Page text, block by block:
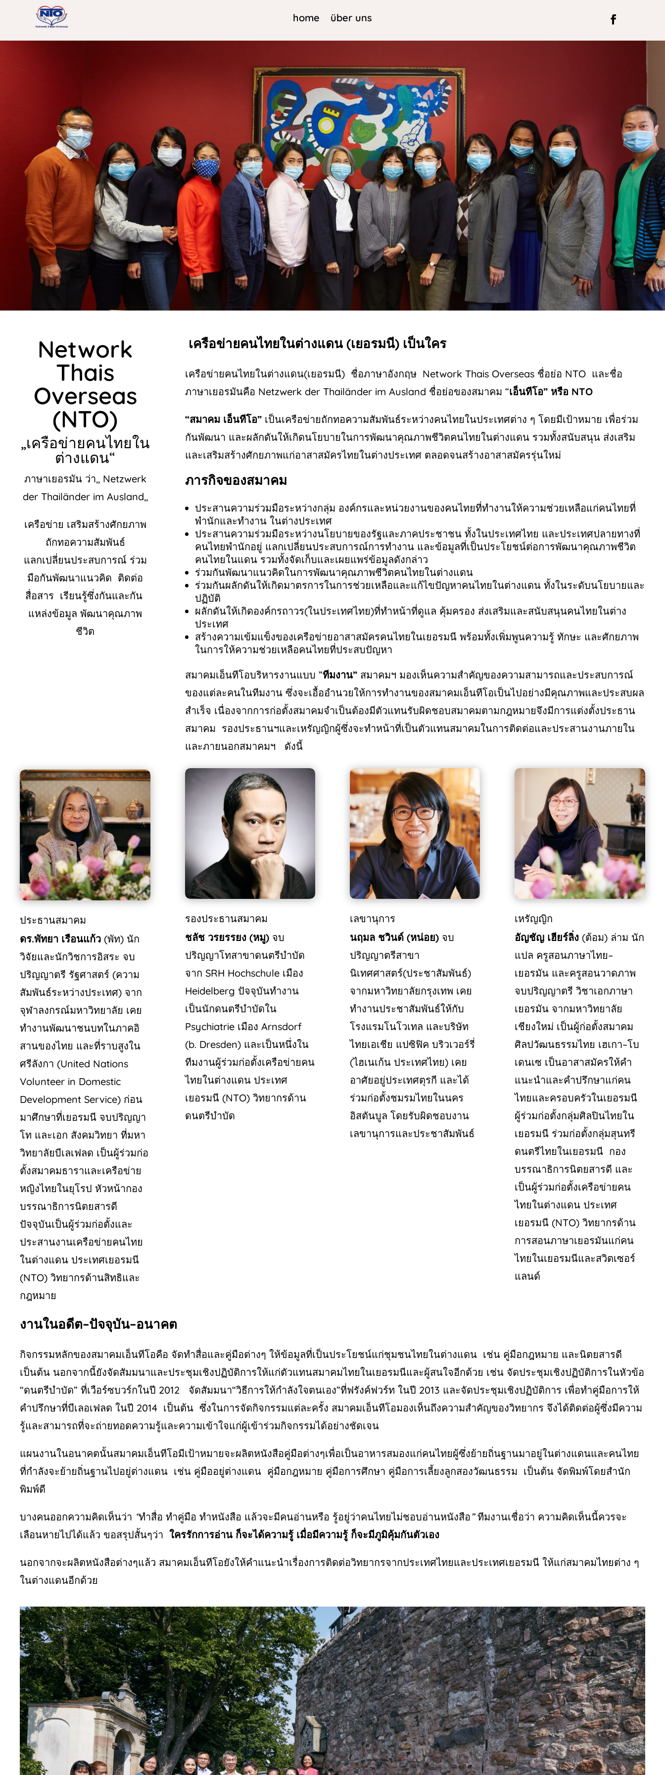
home über uns
home über uns
Network
Thais
Overseas
(NTO)
„เครือข่ายคนไทยใน
ต่างแดน“
ภาษาเยอรมัน ว่า,, Netzwerk
der Thailänder im Ausland,,
เครือข่าย เสริมสร้างศักยภาพ
ถักทอความสัมพันธ์
แลกเปลี่ยนประสบการณ์ ร่วม
มือกันพัฒนาแนวคิด ติดต่อ
สื่อสาร เรียนรู้ซึ่งกันและกัน
แหล่งข้อมูล พัฒนาคุณภาพ
ชีวิต
เครือข่ายคนไทยในต่างแดน(เยอรมนี) เป็นใคร
เครือข่ายคนไทยในต่างแดน(เยอรมนี) ชื่อภาษาอังกฤษNetwork Thais Overseas ชื่อย่อ NTO และชื่อ
ภาษาเยอรมันคือ Netzwerk der Thailänder im Ausland ชื่อย่อของสมาคม “เอ็นทีโอ” หรือ NTO
“สมาคม เอ็นทีโอ” เป็นเครือข่ายถักทอความสัมพันธ์ระหว่างคนไทยในประเทศต่าง ๆ โดยมีเป้าหมาย เพื่อร่วม
กันพัฒนา และผลักดันให้เกิดนโยบายในการพัฒนาคุณภาพชีวิตคนไทยในต่างแดน รวมทั้งสนับสนุน ส่งเสริม
และเสริมสร้างศักยภาพแก่อาสาสมัครไทยในต่างประเทศ ตลอดจนสร้างอาสาสมัครรุ่นใหม่
ภารกิจของสมาคม
ประสานความร่วมมือระหว่างกลุ่ม องค์กรและหน่วยงานของคนไทยที่ทำงานให้ความช่วยเหลือแก่คนไทยที่
พำนักและทำงาน ในต่างประเทศ
ประสานความร่วมมือระหว่างนโยบายของรัฐและภาคประชาชน ทั้งในประเทศไทย และประเทศปลายทางที่
คนไทยพำนักอยู่ แลกเปลี่ยนประสบการณ์การทำงาน และข้อมูลที่เป็นประโยชน์ต่อการพัฒนาคุณภาพชีวิต
คนไทยในแดน รวมทั้งจัดเก็บและเผยแพร่ข้อมูลดังกล่าว
ร่วมกันพัฒนาแนวคิดในการพัฒนาคุณภาพชีวิตคนไทยในต่างแดน
ร่วมกันผลักดันให้เกิดมาตรการในการช่วยเหลือและแก้ไขปัญหาคนไทยในต่างแดน ทั้งในระดับนโยบายและ
ปฏิบัติ
ผลักดันให้เกิดองค์กรถาวร(ในประเทศไทย)ที่ทำหน้าที่ดูแล คุ้มครอง ส่งเสริมและสนับสนุนคนไทยในต่าง
ประเทศ
สร้างความเข้มแข็งของเครือข่ายอาสาสมัครคนไทยในเยอรมนี พร้อมทั้งเพิ่มพูนความรู้ ทักษะ และศักยภาพ
ในการให้ความช่วยเหลือคนไทยที่ประสบปัญหา
สมาคมเอ็นทีโอบริหารงานแบบ ”ทีมงาน” สมาคมฯ มองเห็นความสำคัญของความสามารถและประสบการณ์
ของแต่ละคนในทีมงาน ซึ่งจะเอื้ออำนวยให้การทำงานของสมาคมเอ็นทีโอเป็นไปอย่างมีคุณภาพและประสบผล
สำเร็จ เนื่องจากการก่อตั้งสมาคมจำเป็นต้องมีตัวแทนรับผิดชอบสมาคมตามกฎหมายจึงมีการแต่งตั้งประธาน
สมาคม รองประธานฯและเหรัญญิกผู้ซึ่งจะทำหน้าที่เป็นตัวแทนสมาคมในการติดต่อและประสานงานภายใน
และภายนอกสมาคมฯ
ดังนี้
ประธานสมาคม
ดร.พัทยา เรือนแก้ว (พัท) นัก
วิจัยและนักวิชการอิสระ จบ
ปริญญาตรี รัฐศาสตร์ (ความ
สัมพันธ์ระหว่างประเทศ) จาก
จุฬาลงกรณ์มหาวิทยาลัย เคย
ทำงานพัฒนาชนบทในภาคอิ
สานของไทย และที่ราบสูงใน
ศรีลังกา (United Nations
Volunteer in Domestic
Development Service) ก่อน
มาศึกษาที่เยอรมนี จบปริญญา
โท และเอก สังคมวิทยา ที่มหา
วิทยาลัยบีเลเฟลด เป็นผู้ร่วมก่อ
ตั้งสมาคมธาราและเครือข่าย
หญิงไทยในยุโรป หัวหน้ากอง
บรรณาธิการนิตยสารดี
ปัจจุบันเป็นผู้ร่วมก่อตั้งและ
ประสานงานเครือข่ายคนไทย
ในต่างแดน ประเทศเยอรมนี
(NTO)วิทยากรด้านสิทธิและ
กฎหมาย
รองประธานสมาคม
ชลัช วรยรรยง(หมู) จบ
ปริญญาโทสาขาดนตรีบำบัด
จาก SRH Hochschule เมือง
Heidelberg ปัจจุบันทำงาน
เป็นนักดนตรีบำบัดใน
Psychiatrie เมือง Arnsdorf
(b. Dresden) และเป็นหนึ่งใน
ทีมงานผู้ร่วมก่อตั้งเครือข่ายคน
ไทยในต่างแดน ประเทศ
เยอรมนี (NTO) วิทยากรด้าน
ดนตรีบำบัด
เลขานุการ
นฤมล ชวินด์(หน่อย) จบ
ปริญญาตรีสาขา
นิเทศศาสตร์(ประชาสัมพันธ์)
จากมหาวิทยาลัยกรุงเทพ เคย
ทำงานประชาสัมพันธ์ให้กับ
โรงแรมโนโวเทล และบริษัท
ไทยเอเชีย แปซิฟิค บริวเวอร์รี่
(ไฮเนเก้น ประเทศไทย) เคย
อาศัยอยู่ประเทศตุรกี และได้
ร่วมก่อตั้งชมรมไทยในนคร
อิสตันบูล โดยรับผิดชอบงาน
เลขานุการและประชาสัมพันธ์
เหรัญญิก
อัญชัญ เฮียร์ลิ่ง (ต้อม) ล่าม นัก
แปล ครูสอนภาษาไทย–
เยอรมัน และครูสอนวาดภาพ
จบปริญญาตรี วิชาเอกภาษา
เยอรมัน จากมหาวิทยาลัย
เชียงใหม่ เป็นผู้ก่อตั้งสมาคม
ศิลปวัฒนธรรมไทย เฮเกา–โบ
เดนเซ เป็นอาสาสมัครให้คำ
แนะนำและคำปรึกษาแก่คน
ไทยและครอบครัวในเยอรมนี
ผู้ร่วมก่อตั้งกลุ่มศิลปินไทยใน
เยอรมนี ร่วมก่อตั้งกลุ่มสุนทรี
ดนตรีไทยในเยอรมนี กอง
บรรณาธิการนิตยสารดี และ
เป็นผู้ร่วมก่อตั้งเครือข่ายคน
ไทยในต่างแดน ประเทศ
เยอรมนี (NTO) วิทยากรด้าน
การสอนภาษาเยอรมันแก่คน
ไทยในเยอรมนีและสวิตเซอร์
แลนด์
งานในอดีต–ปัจจุบัน–อนาคต
กิจกรรมหลักของสมาคมเอ็นทีโอคือ จัดทำสื่อและคู่มือต่างๆ ให้ข้อมูลที่เป็นประโยชน์แก่ชุมชนไทยในต่างแดน เช่น คู่มือกฎหมาย และนิตยสารดี
เป็นต้น นอกจากนี้ยังจัดสัมมนาและประชุมเชิงปฏิบัติการให้แก่ตัวแทนสมาคมไทยในเยอรมนีและผู้สนใจอีกด้วย เช่น จัดประชุมเชิงปฏิบัติการในหัวข้อ
“ดนตรีบำบัด”ที่เวือร์ซบวร์กในปี 2012 จัดสัมมนา“วิธีการให้กำลังใจตนเอง”ที่ฟรังค์ฟวร์ท ในปี 2013 และจัดประชุมเชิงปฏิบัติการ เพื่อทำคู่มือการให้
คำปรึกษาที่บีเลอเฟลด ในปี 2014 เป็นต้น ซึ่งในการจัดกิจกรรมแต่ละครั้ง สมาคมเอ็นทีโอมองเห็นถึงความสำคัญของวิทยากร จึงได้ติดต่อผู้ซึ่งมีความ
รู้และสามารถที่จะถ่ายทอดความรู้และความเข้าใจแก่ผู้เข้าร่วมกิจกรรมได้อย่างชัดเจน
แผนงานในอนาคตนั้นสมาคมเอ็นทีโอมีเป้าหมายจะผลิตหนังสือคู่มือต่างๆเพื่อเป็นอาหารสมองแก่คนไทยผู้ซึ่งย้ายถิ่นฐานมาอยู่ในต่างแดนและคนไทย
ที่กำลังจะย้ายถิ่นฐานไปอยู่ต่างแดน เช่น คู่มืออยู่ต่างแดน คู่มือกฎหมาย คู่มือการศึกษา คู่มือการเลี้ยงลูกสองวัฒนธรรม เป็นต้น จัดพิมพ์โดยสำนัก
พิมพ์ดี
บางคนออกความคิดเห็นว่า “ทำสื่อ ทำคู่มือ ทำหนังสือ แล้วจะมีคนอ่านหรือ รู้อยู่ว่าคนไทยไม่ชอบอ่านหนังสือ”ทีมงานเชื่อว่า ความคิดเห็นนี้ควรจะ
เลือนหายไปได้แล้ว ขอสรุปสั้นๆว่า ใครรักการอ่าน ก็จะได้ความรู้ เมื่อมีความรู้ ก็จะมีภูมิคุ้มกันตัวเอง
นอกจากจะผลิตหนังสือต่างๆแล้ว สมาคมเอ็นทีโอยังให้คำแนะนำเรื่องการติดต่อวิทยากรจากประเทศไทยและประเทศเยอรมนี ให้แก่สมาคมไทยต่าง ๆ
ในต่างแดนอีกด้วย